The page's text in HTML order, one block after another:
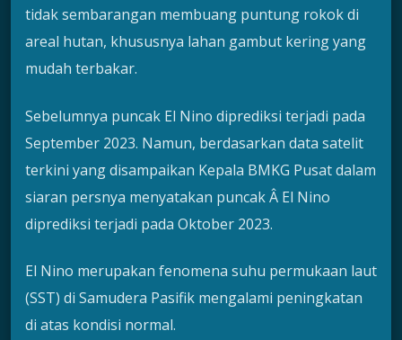
tidak sembarangan membuang puntung rokok di
areal hutan, khususnya lahan gambut kering yang
mudah terbakar.
Sebelumnya puncak El Nino diprediksi terjadi pada
September 2023. Namun, berdasarkan data satelit
terkini yang disampaikan Kepala BMKG Pusat dalam
siaran persnya menyatakan puncak Â El Nino
diprediksi terjadi pada Oktober 2023.
El Nino merupakan fenomena suhu permukaan laut
(SST) di Samudera Pasifik mengalami peningkatan
di atas kondisi normal.